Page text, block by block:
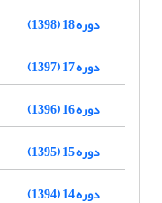
دوره 18 (1398)
دوره 17 (1397)
دوره 16 (1396)
دوره 15 (1395)
دوره 14 (1394)